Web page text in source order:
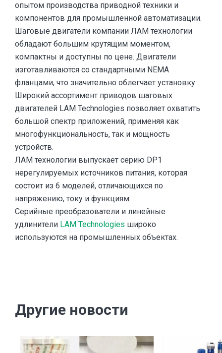
опытом производства приводной техники и
компонентов для промышленной автоматизации.
Шаговые двигатели компании ЛАМ технологии
обладают большим крутящим моментом,
компактны и доступны по цене. Двигатели
изготавливаются со стандартными NEMA
фланцами, что значительно облегчает установку.
Широкий ассортимент приводов шаговых
двигателей LAM Technologies позволяет охватить
большой спектр приложений, применяя как
многофункциональность, так и мощность
устройств.
ЛАМ технологии выпускает серию DP1
нерегулируемых источников питания, которая
состоит из 6 моделей, отличающихся по
напряжению, току и функциям.
Серийные преобразователи и линейные
удлинители LAM Technologies широко
используются на промышленных объектах.
Другие новости